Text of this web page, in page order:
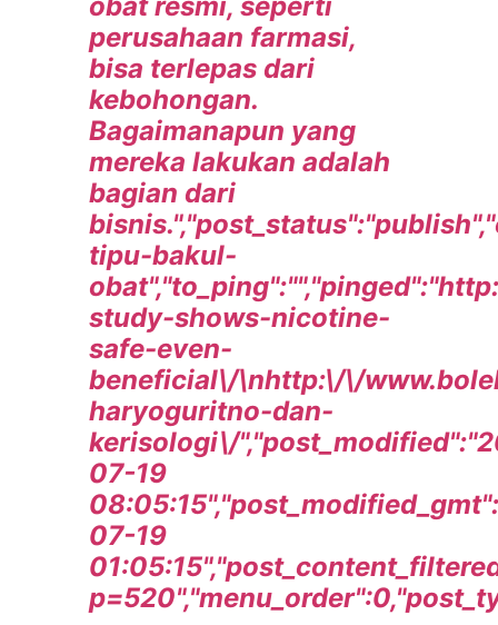
perusahaan farmasi,
bisa terlepas dari
kebohongan.
Bagaimanapun yang
mereka lakukan adalah
bagian dari
tipu-bakul-
study-shows-nicotine-
safe-even-
beneficial\/\nhttp:\/\/
haryoguritno-dan-
kerisologi\/
07-19
07-19